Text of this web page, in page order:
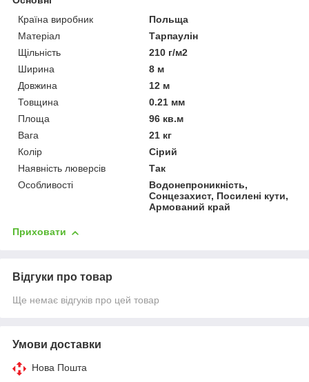
Країна виробник
Польща
Матеріал
Тарпаулін
Щільність
210 г/м2
Ширина
8 м
Довжина
12 м
Товщина
0.21 мм
Площа
96 кв.м
Вага
21 кг
Колір
Сірий
Наявність люверсів
Так
Особливості
Водонепроникність,
Сонцезахист, Посилені кути,
Армований край
Приховати
Відгуки про товар
Ще немає відгуків про цей товар
Умови доставки
Нова Пошта